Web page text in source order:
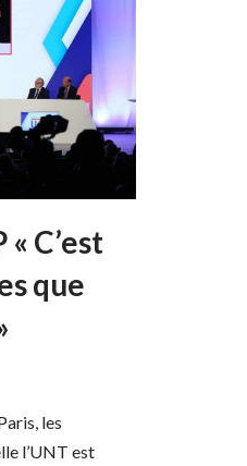
C’est
que
les
l’UNT est